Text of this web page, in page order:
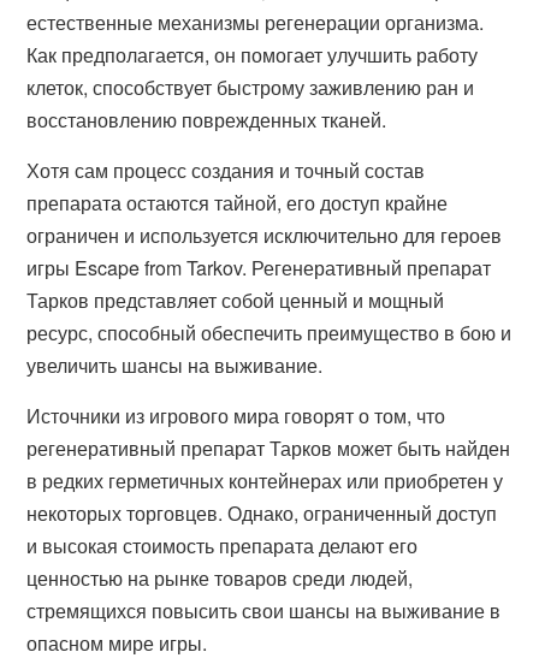
естественные механизмы регенерации организма.
Как предполагается, он помогает улучшить работу
клеток, способствует быстрому заживлению ран и
восстановлению поврежденных тканей.
Хотя сам процесс создания и точный состав
препарата остаются тайной, его доступ крайне
ограничен и используется исключительно для героев
игры Escape from Tarkov. Регенеративный препарат
Тарков представляет собой ценный и мощный
ресурс, способный обеспечить преимущество в бою и
увеличить шансы на выживание.
Источники из игрового мира говорят о том, что
регенеративный препарат Тарков может быть найден
в редких герметичных контейнерах или приобретен у
некоторых торговцев. Однако, ограниченный доступ
и высокая стоимость препарата делают его
ценностью на рынке товаров среди людей,
стремящихся повысить свои шансы на выживание в
опасном мире игры.